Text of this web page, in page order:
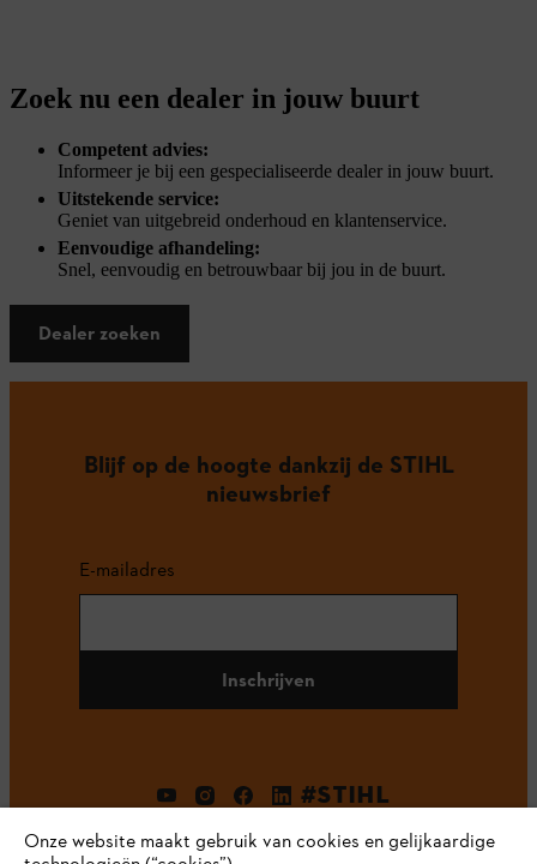
Zoek nu een dealer in jouw buurt
Competent advies:
Informeer je bij een gespecialiseerde dealer in jouw buurt.
Uitstekende service:
Geniet van uitgebreid onderhoud en klantenservice.
Eenvoudige afhandeling:
Snel, eenvoudig en betrouwbaar bij jou in de buurt.
Dealer zoeken
Blijf op de hoogte dankzij de STIHL
nieuwsbrief
E-mailadres
Inschrijven
#STIHL
Onze website maakt gebruik van cookies en gelijkaardige